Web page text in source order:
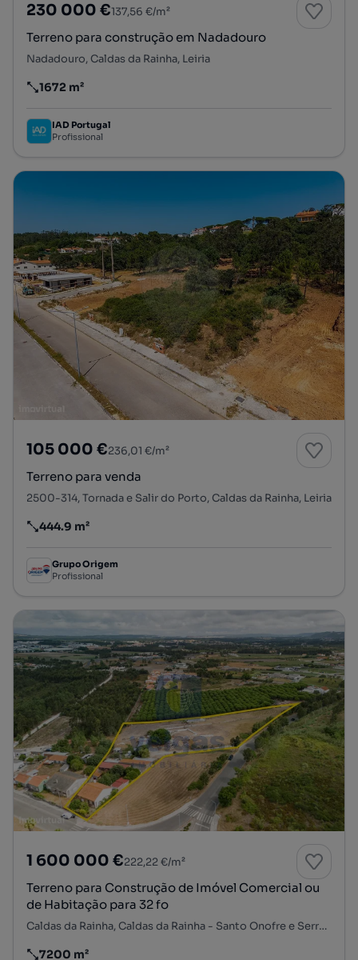
230 000 €137,56 €/m²
Terreno para construção em Nadadouro
Nadadouro, Caldas da Rainha, Leiria
Preço por metro quadrado
1672 m²
IAD Portugal
Profissional
105 000 €236,01 €/m²
Terreno para venda
2500-314, Tornada e Salir do Porto, Caldas da Rainha, Leiria
Preço por metro quadrado
444.9 m²
Grupo Origem
Profissional
1 600 000 €222,22 €/m²
Terreno para Construção de Imóvel Comercial ou
de Habitação para 32 fo
Caldas da Rainha, Caldas da Rainha - Santo Onofre e Serra do Bouro, Caldas da Rainha, Leiria
7200 m²